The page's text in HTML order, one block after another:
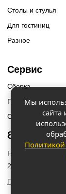
Столы и стулья
Для гостиниц
Разное
Сервис
Сборка
Гарантии
Оплата и доставка
8 (918)
Наш адрес: г.
2023 © «Мебель
Политика
Мы
сайта